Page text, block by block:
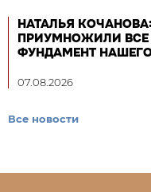
НАТАЛЬЯ
ПРИУМНОЖИЛИ ВСЕ
ФУНДАМЕНТ
07.08.2026
Все новости